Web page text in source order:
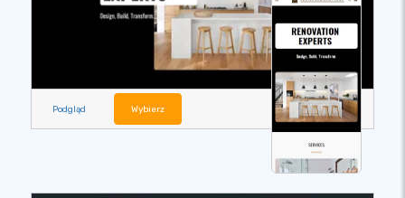
Podgląd Wybierz